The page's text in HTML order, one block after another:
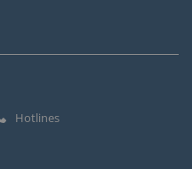
Hotlines